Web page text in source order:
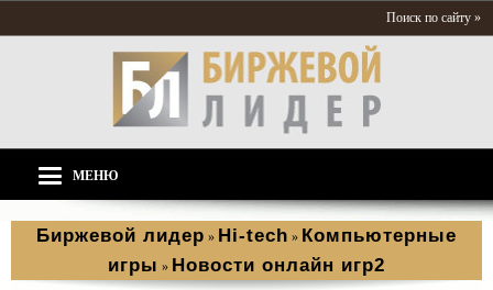
Поиск по сайту »
МЕНЮ
Биржевой лидер » Hi-tech » Компьютерные
игры » Новости онлайн игр2